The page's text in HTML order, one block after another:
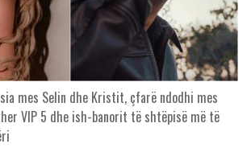
mes Selin dhe Kristit, çfarë ndodhi mes
VIP 5 dhe ish-banorit të shtëpisë më të